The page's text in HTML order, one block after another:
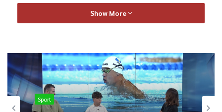
kontekstu godišnjih odmora za bibliotekare i socijalne
djelatnike. Određene izmjene su, rečeno je, i tehničke prirode.
periodu do kraja kalendarske godine bit će osiguran
preusmjeravanjem, iz projekata koji ponajviše zbog pandemije
zasad ne mogu biti realizirani do kraja. Na godišnjem nivou,
budžetom će biti predviđene sve obaveze preuzete izmjenama
i dopunama tog kolektivnog ugovora.
Show More
Sport